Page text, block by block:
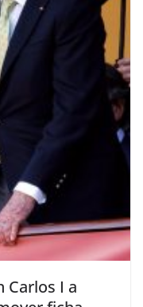
Carlos I a